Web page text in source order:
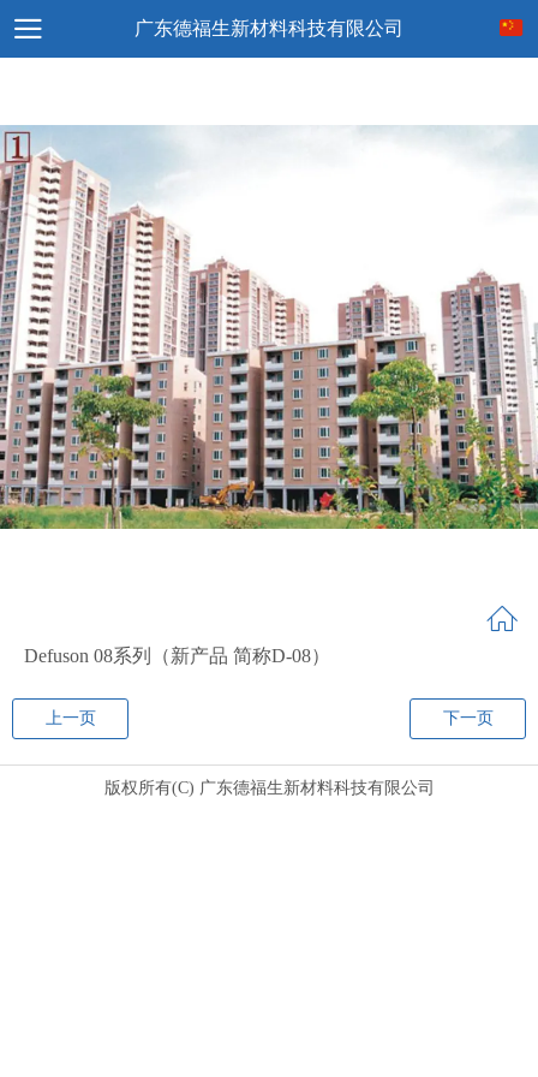
广东德福生新材料科技有限公司
Defuson 08系列（新产品 简称D-08）
上一页 下一页
版权所有(C) 广东德福生新材料科技有限公司